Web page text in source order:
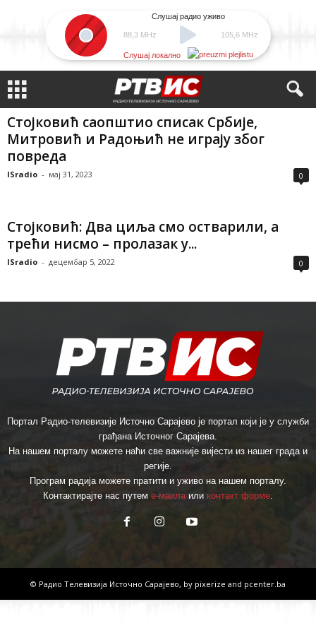
88,3 MHz
Слушај радио уживо
105,6 MHz
Слушај локално
Стојковић саопштио списак Србије,
Митровић и Радоњић не играју због
повреда
ISradio - мај 31, 2023 0
Стојковић: Два циља смо остварили, а
трећи нисмо – пролазак у...
ISradio - децембар 5, 2022 0
Портал Радио-телевизије Источно Сарајево је портал који је у служби
грађана Источног Сарајева.
На нашем порталу можете наћи све важније вијести из нашег града и
регије.
Програм радија можете пратити и уживо на нашем порталу.
Контактирајте нас путем е-маилаили контакт форме.
© Радио Телевизија Источно Сарајево, by pixerize and pcenter.ba